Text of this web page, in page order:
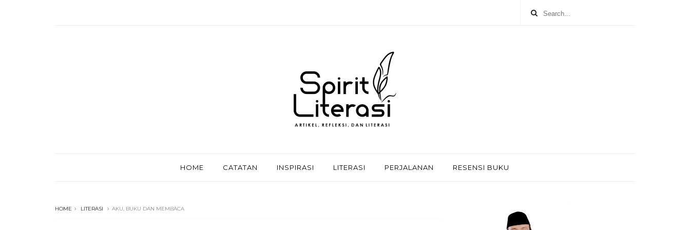
HOME CATATAN INSPIRASI LITERASI PERJALANAN RESENSI BUKU
HOME LITERASI AKU, BUKU DAN MEMBACA